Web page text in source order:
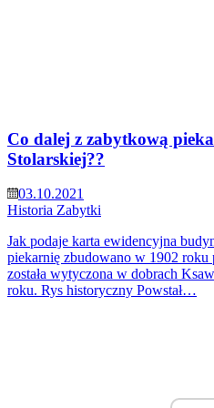
Co dalej z zabytkową
Stolarskiej??
03.10.2021
Historia Zabytki
Jak podaje karta ewidencyjna
piekarnię zbudowano w 1902
została wytyczona w dobrach
roku. Rys historyczny Powstał…